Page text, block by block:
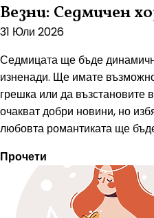
Везни: Седмичен
31 Юли 2026
Седмицата ще бъде
изненади. Ще имате
грешка или да възстановите
очакват добри новини, но
любовта романтиката ще
Прочети